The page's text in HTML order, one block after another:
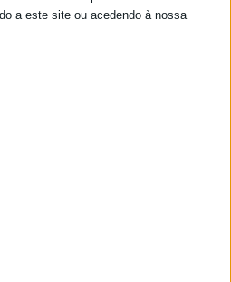
a este site ou acedendo à nossa
15/07/26
14/07/26
13/07/26